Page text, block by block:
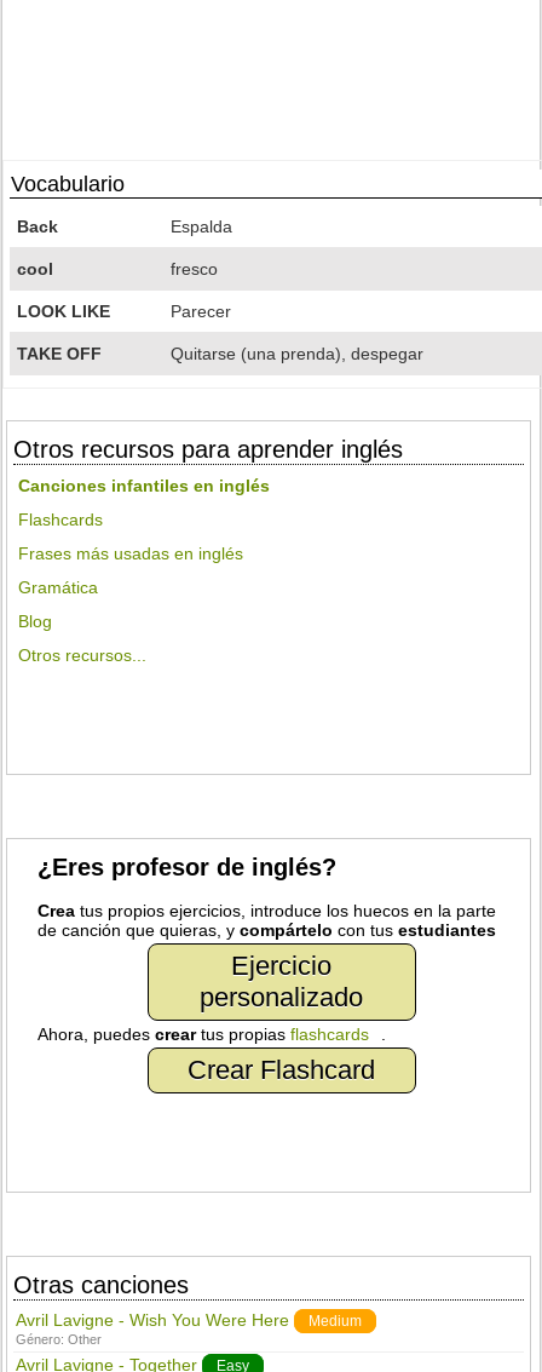
Vocabulario
Back Espalda
cool fresco
LOOK LIKE Parecer
TAKE OFF Quitarse (una prenda), despegar
Otros recursos para aprender inglés
Canciones infantiles en inglés
Flashcards
Frases más usadas en inglés
Gramática
Blog
Otros recursos...
¿Eres profesor de inglés?
Crea tus propios ejercicios, introduce los huecos en la parte
de canción que quieras, ycompártelo con tusestudiantes
Ejercicio
personalizado
Ahora, puedescreartus propiasflashcards
Crear Flashcard
Otras canciones
Avril Lavigne - Wish You Were Here Medium
Género:Other
Avril Lavigne - Together Easy